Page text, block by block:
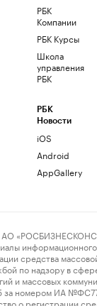
РБК
Компании
РБК Курсы
Школа
управления
РБК
РБК
Новости
iOS
Android
AppGallery
информационного
средства
по надзору в
и массовых
за номером ИА
о регистрации